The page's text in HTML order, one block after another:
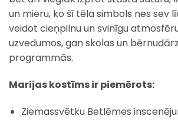
un mieru, ko šī tēla simbols nes sev
veidot cieņpilnu un svinīgu
uzvedumos, gan skolas un
programmās.
Marijas kostīms ir piemērots:
Ziemassvētku Betlēmes